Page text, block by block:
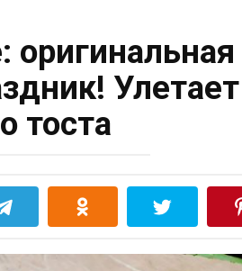
оригинальная
Улетает
тоста